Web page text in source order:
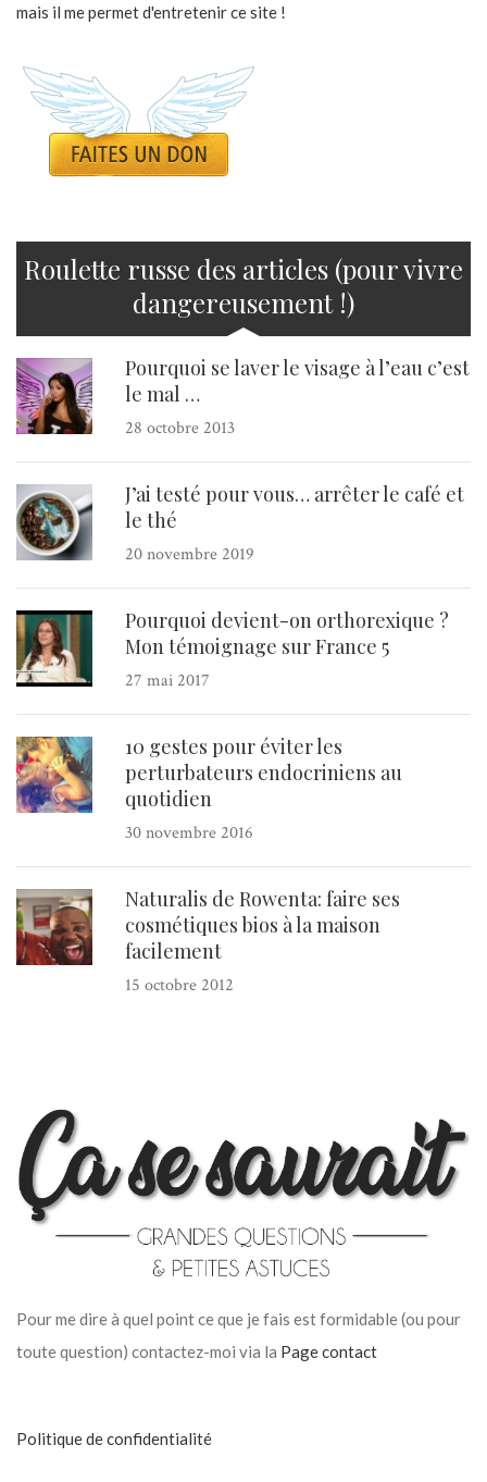
mais il me permet d'entretenir ce site !
Roulette russe des articles (pour vivre
dangereusement !)
Pourquoi se laver le visage à l’eau c’est
le mal …
28 octobre 2013
J’ai testé pour vous… arrêter le café et
le thé
20 novembre 2019
Pourquoi devient-on orthorexique ?
Mon témoignage sur France 5
27 mai 2017
10 gestes pour éviter les
perturbateurs endocriniens au
quotidien
30 novembre 2016
Naturalis de Rowenta: faire ses
cosmétiques bios à la maison
facilement
15 octobre 2012
Pour me dire à quel point ce que je fais est formidable (ou pour
toute question) contactez-moi via la Page contact
Politique de confidentialité